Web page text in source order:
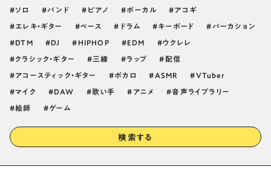
ソロ バンド ピアノ ボーカル アコギ
エレキ・ギター ベース ドラム キーボード パーカション
DTM DJ HIPHOP EDM ウクレレ
クラシック・ギター 三線 ラップ 配信
アコースティック・ギター ボカロ ASMR VTuber
マイク DAW 歌い手 アニメ 音声ライブラリー
絵師 ゲーム
検索する